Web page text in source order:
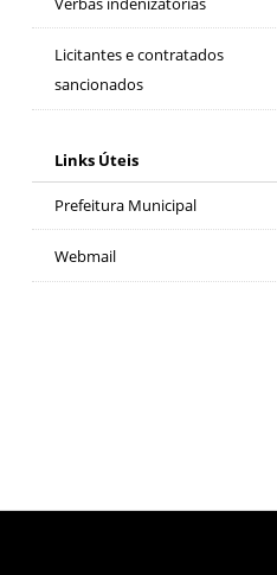
Licitantes e contratados
sancionados
Links Úteis
Prefeitura Municipal
Webmail